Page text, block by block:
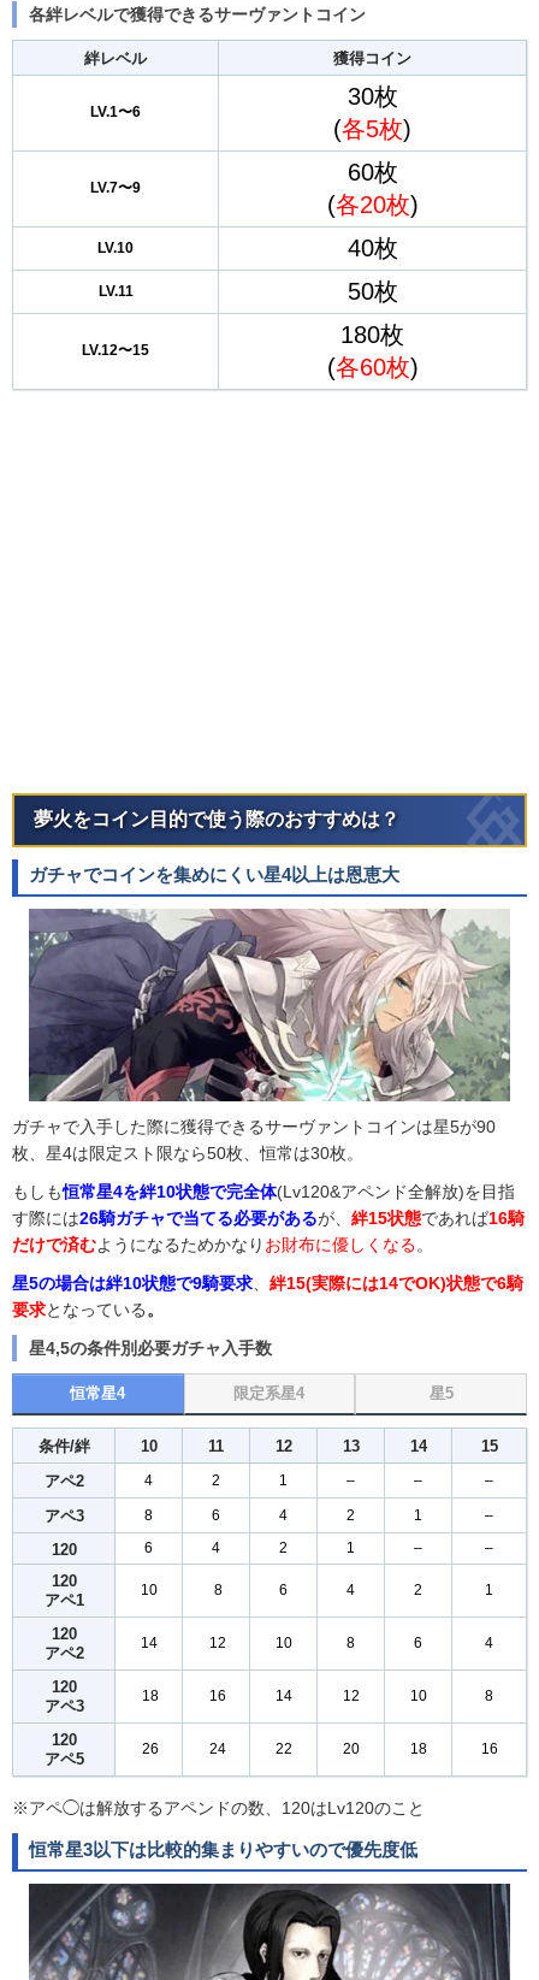
各絆レベルで獲得できるサーヴァントコイン
絆レベル 獲得コイン
LV.1〜6
30枚
(各5枚)
LV.7〜9
60枚
(各20枚)
LV.10 40枚
LV.11 50枚
LV.12〜15
180枚
(各60枚)
夢火をコイン目的で使う際のおすすめは？
ガチャでコインを集めにくい星4以上は恩恵大
ガチャで入手した際に獲得できるサーヴァントコインは星5が90
枚、星4は限定スト限なら50枚、恒常は30枚。
もしも恒常星4を絆10状態で完全体(Lv120&アペンド全解放)を目指
す際には26騎ガチャで当てる必要があるが、 絆15状態であれば16騎
だけで済むようになるためかなり お財布に優しくなる。
星5の場合は絆10状態で9騎要求
絆15(実際には14でOK)状態で6騎
要求となっている。
星4,5の条件別必要ガチャ入手数
恒常星4 限定系星4 星5
条件/絆 10 11 12 13 14
15
アペ2
4 2 1 – – –
アペ3 8 6 4 2 1 –
120 6 4 2 1 – –
120
アペ1
10 8 6 4 2 1
120
アペ2
14 12 10 8 6 4
120
アペ3
18 16 14 12 10 8
120
アペ5
26 24 22 20 18 16
※アペ◯は解放するアペンドの数、120はLv120のこと
恒常星3以下は比較的集まりやすいので優先度低